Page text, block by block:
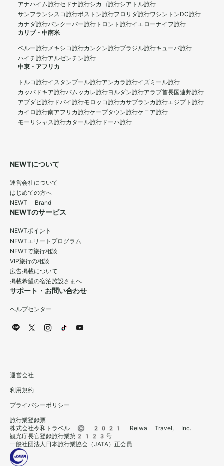
アナハイム旅行セドナ旅行シカゴ旅行シアトル旅行
サンフランシスコ旅行ボストン旅行フロリダ旅行ワシントンDC旅行
カナダ旅行バンクーバー旅行 トロント旅行イエローナイフ旅行
カリブ・中南米
ペルー旅行メキシコ旅行カンクン旅行ブラジル旅行キューバ旅行
ハイチ旅行アルゼンチン旅行
中東・アフリカ
トルコ旅行イスタンブール旅行アンカラ旅行イズミール旅行
カッパドキア旅行パムッカレ旅行ヨルダン旅行アラブ首長国連邦旅行
アブダビ旅行 ドバイ旅行モロッコ旅行カサブランカ旅行エジプト旅行
カイロ旅行南アフリカ旅行ケープタウン旅行ケニア旅行
モーリシャス旅行カタール旅行 ドーハ旅行
NEWTについて
運営会社について
はじめての方へ
NEWT Brand
NEWTのサービス
NEWTポイント
NEWTエリートプログラム
NEWTで旅行相談
VIP旅行の相談
広告掲載について
掲載希望の宿泊施設さまへ
サポート・お問い合わせ
ヘルプセンター
運営会社
利用規約
プライバシーポリシー
旅行業登録票
株式会社令和トラベル © 2021 Reiwa Travel, Inc.
観光庁長官登録旅行業第2123号
一般社団法人日本旅行業協会（JATA）正会員